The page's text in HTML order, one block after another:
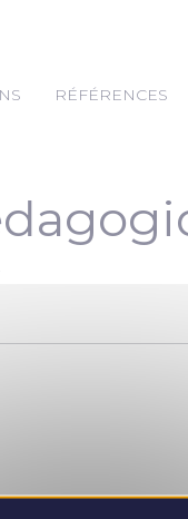
RÉFÉRENCES